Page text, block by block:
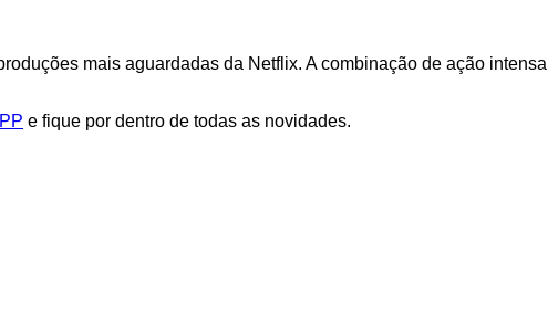
mais aguardadas da Netflix. A combinação de ação
e fique por dentro de todas as novidades.